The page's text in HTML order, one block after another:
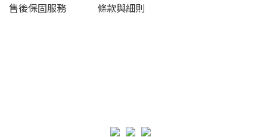
售後保固服務
條款與細則